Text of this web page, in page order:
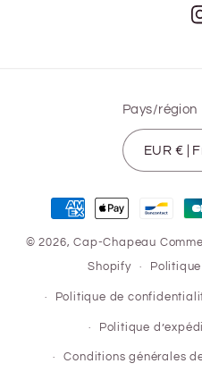
Pays/région
EUR
Moyens
paiement
© 2026,Cap-Chapeau
Shopify
Politique de
Politique
Conditions générales